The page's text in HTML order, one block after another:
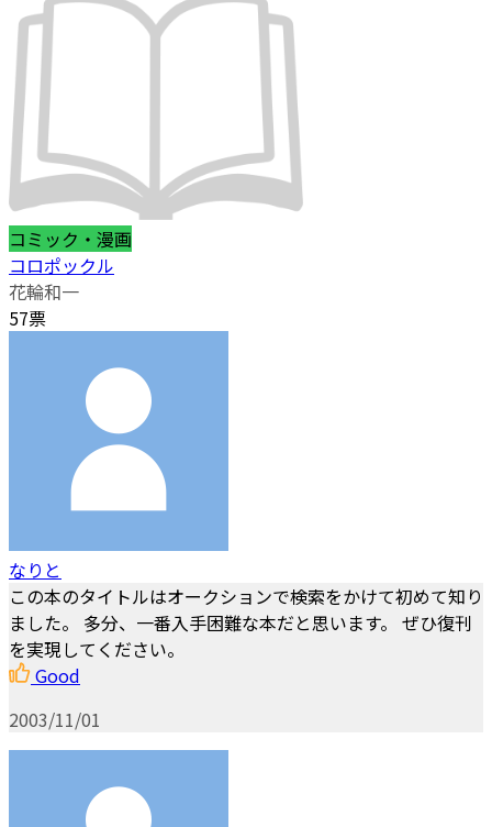
コミック・漫画
コロポックル
花輪和一
57票
なりと
この本のタイトルはオークションで検索をかけて初めて知り
ました。 多分、一番入手困難な本だと思います。 ぜひ復刊
を実現してください。
Good
2003/11/01